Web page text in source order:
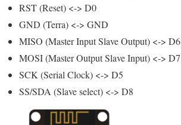
RST (Reset) <-> D0
GND (Terra) <-> GND
MISO (Master Input Slave Output) <-> D6
MOSI (Master Output Slave Input) <-> D7
SCK (Serial Clock) <-> D5
SS/SDA (Slave select) <-> D8